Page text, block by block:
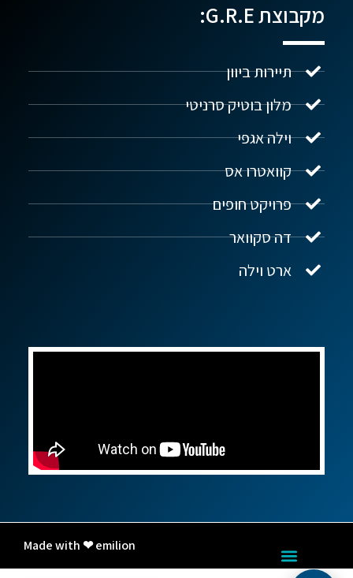
מקבוצת G.R.E:
תיירות ביוון
מלון בוטיק סרניטי
וילה אגפי
קוואטרו אס
פרויקט חופים
דה סקוואר
ארט וילה
Made with ❤ emilion
נדל"ן ביוון G.R.E
שלום! איך אפשר לעזור?